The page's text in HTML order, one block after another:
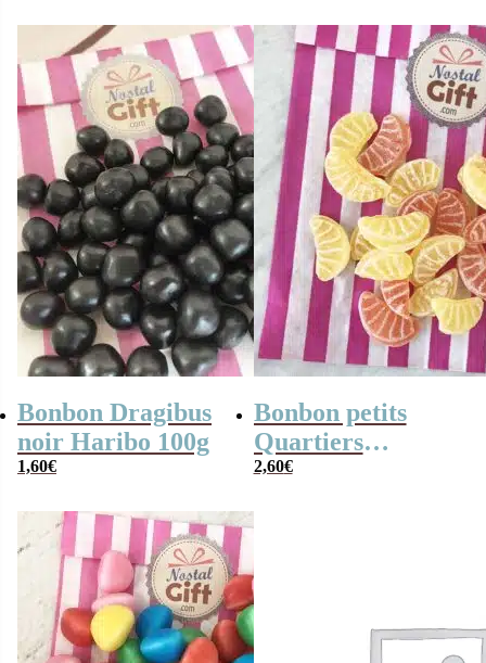
était :
2,40€.
est :
1,90€.
Bonbon Dragibus
noir Haribo 100g
1,60€
Bonbon petits
Quartiers
d’Oranges et de
2,60€